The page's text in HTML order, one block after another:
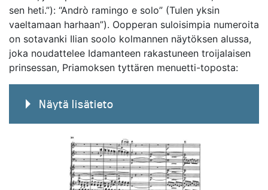
sen heti.”): “Andrò ramingo e solo” (Tulen yksin
vaeltamaan harhaan”). Oopperan suloisimpia numeroita
on sotavanki Ilian soolo kolmannen näytöksen alussa,
joka noudattelee Idamanteen rakastuneen troijalaisen
prinsessan, Priamoksen tyttären menuetti-toposta:
Näytä lisätieto